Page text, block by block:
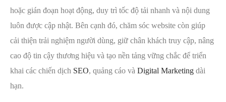
hoặc gián đoạn hoạt động, duy trì tốc độ tải nhanh và nội dung
luôn được cập nhật. Bên cạnh đó, chăm sóc website còn giúp
cải thiện trải nghiệm người dùng, giữ chân khách truy cập, nâng
cao độ tin cậy thương hiệu và tạo nền tảng vững chắc để triển
khai các chiến dịch SEO, quảng cáo và Digital Marketing dài
hạn.